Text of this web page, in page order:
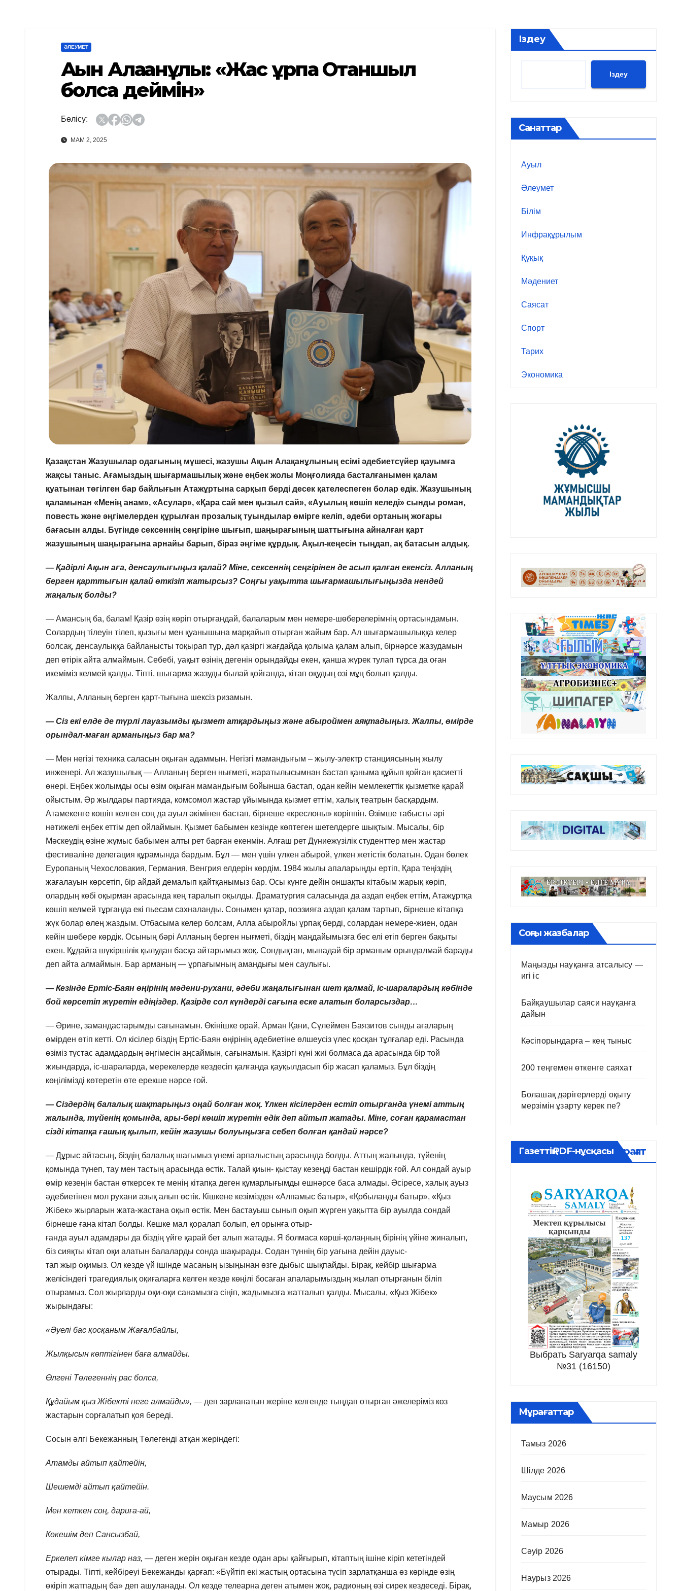
ӘЛЕУМЕТ
Ақын Алақанұлы: «Жас ұрпақ Отаншыл
болса деймін»
Бөлісу:
МАМ 2, 2025
Қазақстан Жазушылар одағының мүшесі, жазушы Ақын Алақанұлының есімі әдебиетсүйер қауымға
жақсы таныс. Ағамыздың шығармашылық және еңбек жолы Моңғолияда басталғанымен қалам
қуатынан төгілген бар байлығын Атажұртына сарқып берді десек қателеспеген болар едік. Жазушының
қаламынан «Менің анам», «Асулар», «Қара сай мен қызыл сай», «Ауылың көшіп келеді» сынды роман,
повесть және әңгімелерден құрылған прозалық туындылар өмірге келіп, әдеби ортаның жоғары
бағасын алды. Бүгінде сексеннің сеңгіріне шығып, шаңырағының шаттығына айналған қарт
жазушының шаңырағына арнайы барып, біраз әңгіме құрдық. Ақыл-кеңесін тыңдап, ақ батасын алдық.
— Қадірлі Ақын аға, денсаулығыңыз қалай? Міне, сексеннің сеңгірінен де асып қалған екенсіз. Алланың
берген қарттығын қалай өткізіп жатырсыз? Соңғы уақытта шығармашылығыңызда нендей
жаңалық болды?
— Амансың ба, балам! Қазір өзің көріп отырғандай, балаларым мен немере-шөберелерімнің ортасындамын.
Солардың тілеуін тілеп, қызығы мен қуанышына марқайып отырған жайым бар. Ал шығармашылыққа келер
болсақ, денсаулыққа байланысты тоқырап тұр, дәл қазіргі жағдайда қолыма қалам алып, бірнәрсе жазудамын
деп өтірік айта алмаймын. Себебі, уақыт өзінің дегенін орындайды екен, қанша жүрек тулап тұрса да оған
икеміміз келмей қалды. Тіпті, шығарма жазуды былай қойғанда, кітап оқудың өзі мұң болып қалды.
Жалпы, Алланың берген қарт-тығына шексіз ризамын.
— Сіз екі елде де түрлі лауазымды қызмет атқардыңыз және абыроймен аяқтадыңыз. Жалпы, өмірде
орындал-маған арманыңыз бар ма?
— Мен негізі техника саласын оқыған адаммын. Негізгі мамандығым – жылу-электр станциясының жылу
инженері. Ал жазушылық — Алланың берген нығметі, жаратылысымнан бастап қаныма құйып қойған қасиетті
өнері. Еңбек жолымды осы өзім оқыған мамандығым бойынша бастап, одан кейін мемлекеттік қызметке қарай
ойыстым. Әр жылдары партияда, комсомол жастар ұйымында қызмет еттім, халық театрын басқардым.
Атамекенге көшіп келген соң да ауыл әкімінен бастап, бірнеше «креслоны» көріппін. Өзімше табысты әрі
нәтижелі еңбек еттім деп ойлаймын. Қызмет бабымен кезінде көптеген шетелдерге шықтым. Мысалы, бір
Мәскеудің өзіне жұмыс бабымен алты рет барған екенмін. Алғаш рет Дүниежүзілік студенттер мен жастар
фестиваліне делегация құрамында бардым. Бұл — мен үшін үлкен абырой, үлкен жетістік болатын. Одан бөлек
Еуропаның Чехословакия, Германия, Венгрия елдерін көрдім. 1984 жылы апаларыңды ертіп, Қара теңіздің
жағалауын көрсетіп, бір айдай демалып қайтқанымыз бар. Осы күнге дейін оншақты кітабым жарық көріп,
олардың көбі оқырман арасында кең таралып оқылды. Драматургия саласында да аздап еңбек еттім, Атажұртқа
көшіп келмей тұрғанда екі пьесам сахналанды. Сонымен қатар, поэзияға аздап қалам тартып, бірнеше кітапқа
жүк болар өлең жаздым. Отбасыма келер болсам, Алла абыройлы ұрпақ берді, солардан немере-жиен, одан
кейін шөбере көрдік. Осының бәрі Алланың берген нығметі, біздің маңдайымызға бес елі етіп берген бақыты
екен. Құдайға шүкіршілік қылудан басқа айтарымыз жоқ. Сондықтан, мынадай бір арманым орындалмай барады
деп айта алмаймын. Бар арманың — ұрпағымның амандығы мен саулығы.
— Кезінде Ертіс-Баян өңірінің мәдени-рухани, әдеби жаңалығынан шет қалмай, іс-шаралардың көбінде
бой көрсетіп жүретін едіңіздер. Қазірде сол күндерді сағына еске алатын боларсыздар…
— Әрине, замандастарымды сағынамын. Өкінішке орай, Арман Қани, Сүлеймен Баязитов сынды ағаларың
өмірден өтіп кетті. Ол кісілер біздің Ертіс-Баян өңірінің әдебиетіне өлшеусіз үлес қосқан тұлғалар еді. Расында
өзіміз тұстас адамдардың әңгімесін аңсаймын, сағынамын. Қазіргі күні жиі болмаса да арасында бір той
жиындарда, іс-шараларда, мерекелерде кездесіп қалғанда қауқылдасып бір жасап қаламыз. Бұл біздің
көңілімізді көтеретін өте ерекше нәрсе ғой.
— Сіздердің балалық шақтарыңыз оңай болған жоқ. Үлкен кісілерден естіп отырғанда үнемі аттың
жалында, түйенің қомында, ары-бері көшіп жүретін едік деп айтып жатады. Міне, соған қарамастан
сізді кітапқа ғашық қылып, кейін жазушы болуыңызға себеп болған қандай нәрсе?
— Дұрыс айтасың, біздің балалық шағымыз үнемі арпалыстың арасында болды. Аттың жалында, түйенің
қомында түнеп, тау мен тастың арасында өстік. Талай қиын- қыстау кезеңді бастан кешірдік ғой. Ал сондай ауыр
өмір кезеңін бастан өткерсек те менің кітапқа деген құмарлығымды ешнәрсе баса алмады. Әсіресе, халық ауыз
әдебиетінен мол рухани азық алып өстік. Кішкене кезімізден «Алпамыс батыр», «Қобыланды батыр», «Қыз
Жібек» жырларын жата-жастана оқып өстік. Мен бастауыш сынып оқып жүрген уақытта бір ауылда сондай
бірнеше ғана кітап болды. Кешке мал қоралап болып, ел орынға отыр-
ғанда ауыл адамдары да біздің үйге қарай бет алып жатады. Я болмаса көрші-қолаңның бірінің үйіне жиналып,
біз сияқты кітап оқи алатын балаларды сонда шақырады. Содан түннің бір уағына дейін дауыс-
тап жыр оқимыз. Ол кезде үй ішінде масаның ызыңынан өзге дыбыс шықпайды. Бірақ, кейбір шығарма
желісіндегі трагедиялық оқиғаларға келген кезде көңілі босаған апаларымыздың жылап отырғанын біліп
отырамыз. Сол жырларды оқи-оқи санамызға сіңіп, жадымызға жатталып қалды. Мысалы, «Қыз Жібек»
жырындағы:
«Әуелі бас қосқаным Жағалбайлы,
Жылқысын көптігінен баға алмайды.
Өлгені Төлегеннің рас болса,
Құдайым қыз Жібекті неге алмайды», — деп зарланатын жеріне келгенде тыңдап отырған әжелеріміз көз
жастарын сорғалатып қоя береді.
Сосын әлгі Бекежанның Төлегенді атқан жеріндегі:
Атамды айтып қайтейін,
Шешемді айтып қайтейін.
Мен кеткен соң, дариға-ай,
Көкешім деп Сансызбай,
Еркелеп кімге кылар наз, — деген жерін оқыған кезде одан ары қайғырып, кітаптың ішіне кіріп кететіндей
отырады. Тіпті, кейбіреуі Бекежанды қарғап: «Бүйтіп екі жастың ортасына түсіп зарлатқанша өз көріңде өзің
өкіріп жатпадың ба» деп ашуланады. Ол кезде телеарна деген атымен жоқ, радионың өзі сирек кездеседі. Бірақ,
Іздеу
Іздеу
Санаттар
Ауыл
Әлеумет
Білім
Инфрақұрылым
Құқық
Мәдениет
Саясат
Спорт
Тарих
Экономика
Соңғы жазбалар
Маңызды науқанға атсалысу —
игі іс
Байқаушылар саяси науқанға
дайын
Кәсіпорындарға – кең тыныс
200 теңгемен өткенге саяхат
Болашақ дәрігерлерді оқыту
мерзімін ұзарту керек пе?
Газеттің PDF-нұсқасыМұрағат
Выбрать Saryarqa samaly
№31 (16150)
Мұрағаттар
Тамыз 2026
Шілде 2026
Маусым 2026
Мамыр 2026
Сәуір 2026
Наурыз 2026